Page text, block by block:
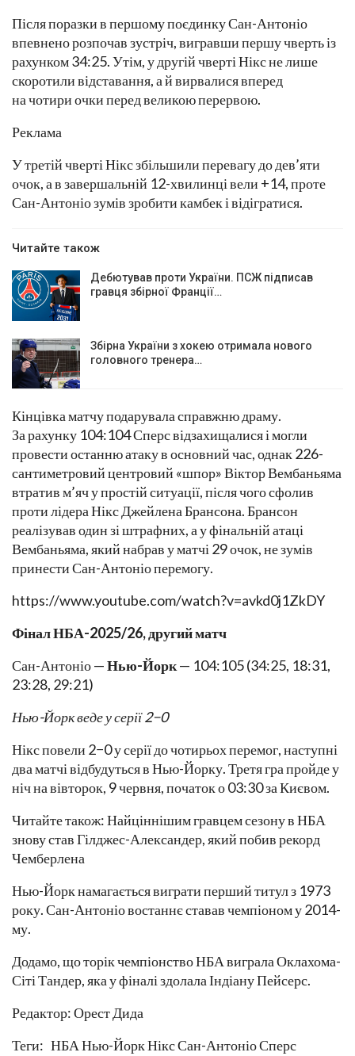
Після поразки в першому поєдинку Сан-Антоніо
впевнено розпочав зустріч, вигравши першу чверть із
рахунком 34:25. Утім, у другій чверті Нікс не лише
скоротили відставання, а й вирвалися вперед
на чотири очки перед великою перервою.
Реклама
У третій чверті Нікс збільшили перевагу до дев’яти
очок, а в завершальній 12-хвилинці вели +14, проте
Сан-Антоніо зумів зробити камбек і відігратися.
Читайте також
Дебютував проти України. ПСЖ підписав
гравця збірної Франції…
Збірна України з хокею отримала нового
головного тренера…
Кінцівка матчу подарувала справжню драму.
За рахунку 104:104 Сперс відзахищалися і могли
провести останню атаку в основний час, однак 226-
сантиметровий центровий «шпор» Віктор Вембаньяма
втратив м’яч у простій ситуації, після чого сфолив
проти лідера Нікс Джейлена Брансона. Брансон
реалізував один зі штрафних, а у фінальній атаці
Вембаньяма, який набрав у матчі 29 очок, не зумів
принести Сан-Антоніо перемогу.
https://www.youtube.com/watch?v=avkd0j1ZkDY
Фінал НБА-2025/26, другий матч
Сан-Антоніо —Нью-Йорк— 104:105 (34:25, 18:31,
23:28, 29:21)
Нью-Йорк веде у серії 2−0
Нікс повели 2−0 у серії до чотирьох перемог, наступні
два матчі відбудуться в Нью-Йорку. Третя гра пройде у
ніч на вівторок, 9 червня, початок о 03:30 за Києвом.
Читайте також: Найціннішим гравцем сезону в НБА
знову став Гілджес-Александер, який побив рекорд
Чемберлена
Нью-Йорк намагається виграти перший титул з 1973
року. Сан-Антоніо востаннє ставав чемпіоном у 2014-
му.
Додамо, що торік чемпіонство НБА виграла Оклахома-
Сіті Тандер, яка у фіналі здолала Індіану Пейсерс.
Редактор: Орест Дида
Теги: НБА Нью-Йорк Нікс Сан-Антоніо Сперс